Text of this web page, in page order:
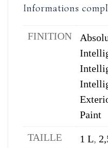
Informations
FINITION
Paint
TAILLE
1 L,